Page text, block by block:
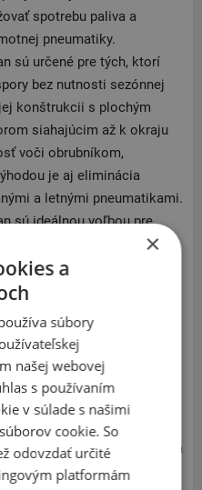
spotrebu paliva a
pneumatiky.
sú určené pre tých, ktorí
bez nutnosti sezónnej
konštrukcii s plochým
siahajúcim až k okraju
voči obrubníkom,
je aj eliminácia
a letnými pneumatikami.
sú ideálnou voľbou pre
ktorí chcú mať
bez kompromisov v
pôsobiaca v oblasti
Ohiu Benjaminom
názov BFGoodrich. V roku
Uniroyal a v roku
Michelin. BFGoodrich sa
v ktorých má táto značka
všetky kategórie
×
a
súbory
našej webovej
s používaním
v súlade s našimi
cookie. So
odovzdať určité
platformám